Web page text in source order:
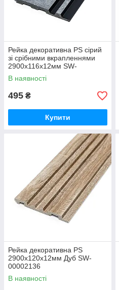
Рейка декоративна PS сірий
зі срібними вкрапленнями
2900х116х12мм SW-
00002139
В наявності
495 ₴
Купити
Рейка декоративна PS
2900х120х12мм Дуб SW-
00002136
В наявності